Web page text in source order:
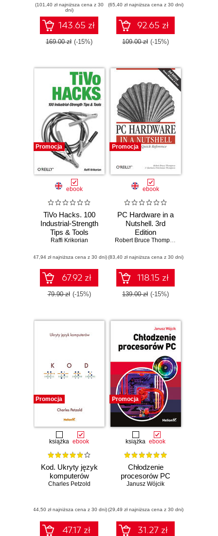
(101,40 zł najniższa cena z 30
dni)
143.65 zł
169.00 zł (-15%)
(65,40 zł najniższa cena z 30 dni)
92.65 zł
109.00 zł (-15%)
Promocja
ebook
TiVo Hacks. 100
Industrial-Strength
Tips & Tools
Raffi Krikorian
(47,94 zł najniższa cena z 30 dni)
67.92 zł
79.90 zł (-15%)
Promocja
ebook
PC Hardware in a
Nutshell. 3rd
Edition
Robert Bruce Thompson
(83,40 zł najniższa cena z 30 dni)
118.15 zł
139.00 zł (-15%)
Promocja
książka ebook
Kod. Ukryty język
komputerów
Charles Petzold
(44,50 zł najniższa cena z 30 dni)
47.17 zł
Promocja
książka ebook
Chłodzenie
procesorów PC
Janusz Wójcik
(29,49 zł najniższa cena z 30 dni)
31.27 zł